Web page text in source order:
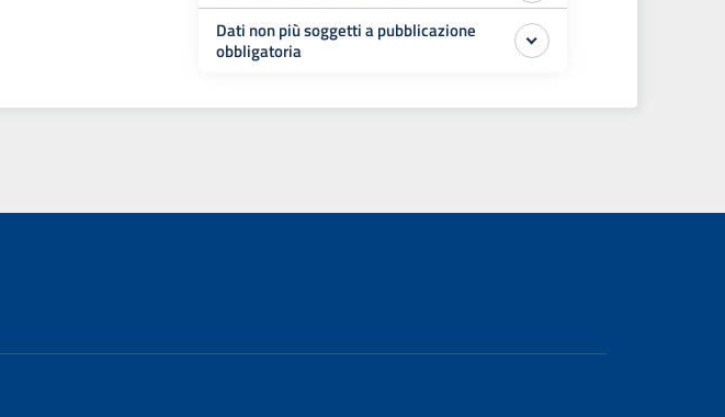
Dati non più soggetti a pubblicazione
obbligatoria